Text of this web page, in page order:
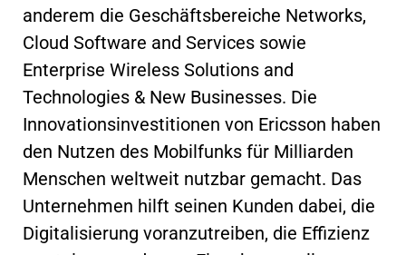
anderem die Geschäftsbereiche Networks,
Cloud Software and Services sowie
Enterprise Wireless Solutions and
Technologies & New Businesses. Die
Innovationsinvestitionen von Ericsson haben
den Nutzen des Mobilfunks für Milliarden
Menschen weltweit nutzbar gemacht. Das
Unternehmen hilft seinen Kunden dabei, die
Digitalisierung voranzutreiben, die Effizienz